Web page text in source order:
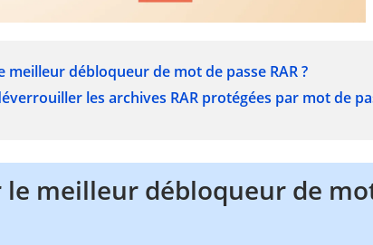
meilleur débloqueur de mot de passe RAR ?
les archives RAR protégées par mot de
meilleur débloqueur de